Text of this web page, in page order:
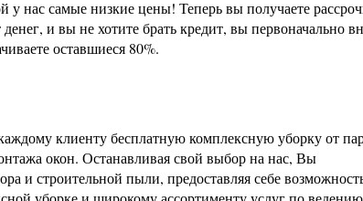
нас самые низкие цены! Теперь вы получаете
и вы не хотите брать кредит, вы первоначально
оставшиеся 80%.
клиенту бесплатную комплексную уборку от
окон. Останавливая свой выбор на нас, Вы
и строительной пыли, предоставляя себе